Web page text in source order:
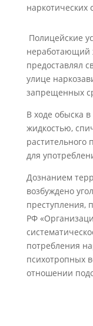
наркотических
Полицейские
неработающий
предоставлял
улице
запрещенных
В ходе обыска
жидкостью,
растительного
для
Дознанием
возбуждено
преступления,
РФ
потребления
психотропных
отношении